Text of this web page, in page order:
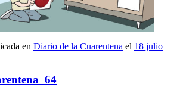
en Diario de la Cuarentena el 18 julio